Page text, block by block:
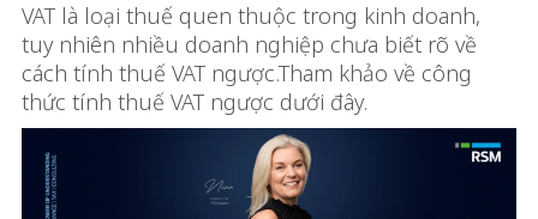
VAT là loại thuế quen thuộc trong kinh doanh,
tuy nhiên nhiều doanh nghiệp chưa biết rõ về
cách tính thuế VAT ngược.Tham khảo về công
thức tính thuế VAT ngược dưới đây.